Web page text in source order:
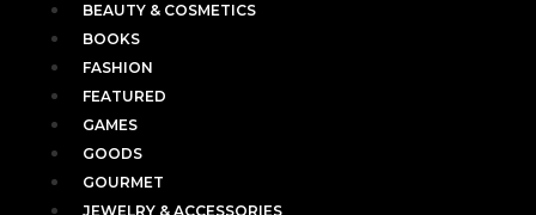
BEAUTY & COSMETICS
BOOKS
FASHION
FEATURED
GAMES
GOODS
GOURMET
JEWELRY & ACCESSORIES